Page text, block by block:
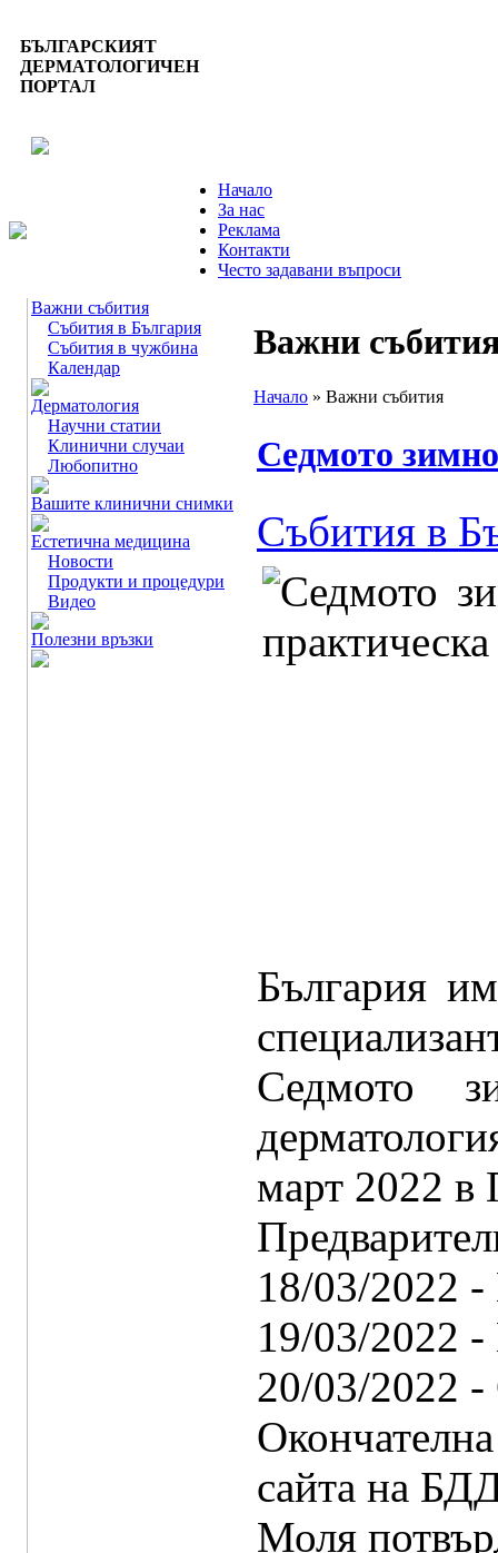
БЪЛГАРСКИЯТ
ДЕРМАТОЛОГИЧЕН
ПОРТАЛ
Начало
За нас
Реклама
Контакти
Често задавани въпроси
Важни събития
Събития в България
Събития в чужбина
Календар
Дерматология
Научни статии
Клинични случаи
Любопитно
Вашите клинични снимки
Естетична медицина
Новости
Продукти и процедури
Видео
Полезни връзки
Важни
Начало » Важни събития
Седмото
Събития в
България
Седмото
март 2022 в
18/03/2022 -
19/03/2022 -
20/03/2022 -
сайта на
Моля